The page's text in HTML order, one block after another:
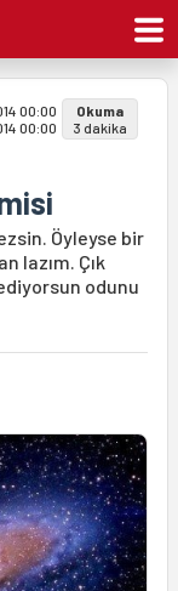
00:00
00:00
Okuma
3 dakika
Öyleyse bir
lazım. Çık
odunu